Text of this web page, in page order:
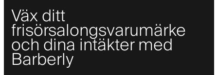
Väx ditt
frisörsalongsvarumärke
och dina intäkter med
Barberly